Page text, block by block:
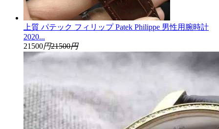
上質 パテック フィリップ Patek Philippe 男性用腕時計
2020...
21500円21500円